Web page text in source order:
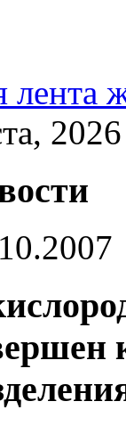
лента
2026